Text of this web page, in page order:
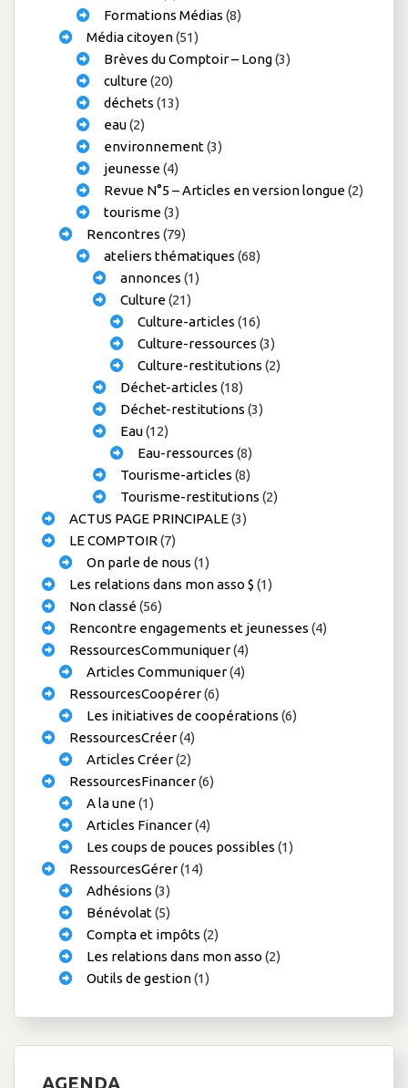
Formations Médias (8)
Média citoyen(51)
Brèves du Comptoir – Long(3)
culture(20)
déchets (13)
eau(2)
environnement(3)
jeunesse(4)
Revue N°5 – Articles en version longue(2)
tourisme(3)
Rencontres (79)
ateliers thématiques (68)
annonces (1)
Culture(21)
Culture-articles (16)
Culture-ressources (3)
Culture-restitutions (2)
Déchet-articles (18)
Déchet-restitutions (3)
Eau(12)
Eau-ressources (8)
Tourisme-articles (8)
Tourisme-restitutions (2)
ACTUS PAGE PRINCIPALE(3)
LE COMPTOIR(7)
On parle de nous (1)
Les relations dans mon asso $ (1)
Non classé(56)
Rencontre engagements et jeunesses (4)
RessourcesCommuniquer(4)
Articles Communiquer(4)
RessourcesCoopérer(6)
Les initiatives de coopérations (6)
RessourcesCréer(4)
Articles Créer(2)
RessourcesFinancer(6)
A la une(1)
Articles Financer(4)
Les coups de pouces possibles (1)
RessourcesGérer(14)
Adhésions (3)
Bénévolat(5)
Compta et impôts (2)
Les relations dans mon asso (2)
Outils de gestion(1)
AGENDA